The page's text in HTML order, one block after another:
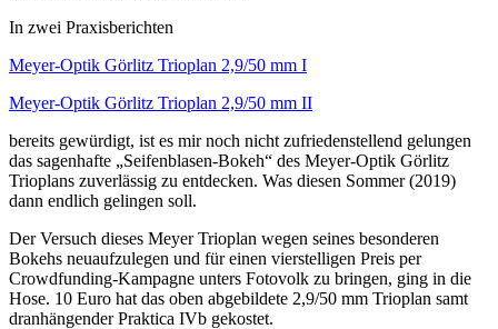
In zwei Praxisberichten
Meyer-Optik Görlitz Trioplan 2,9/50 mm I
Meyer-Optik Görlitz Trioplan 2,9/50 mm II
bereits gewürdigt, ist es mir noch nicht zufriedenstellend gelungen
das sagenhafte „Seifenblasen-Bokeh“ des Meyer-Optik Görlitz
Trioplans zuverlässig zu entdecken. Was diesen Sommer (2019)
dann endlich gelingen soll.
Der Versuch dieses Meyer Trioplan wegen seines besonderen
Bokehs neuaufzulegen und für einen vierstelligen Preis per
Crowdfunding-Kampagne unters Fotovolk zu bringen, ging in die
Hose. 10 Euro hat das oben abgebildete 2,9/50 mm Trioplan samt
dranhängender Praktica IVb gekostet.